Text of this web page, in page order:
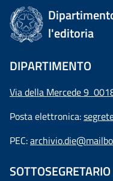
l'editoria
DIPARTIMENTO
Via della Mercede 9
Posta elettronica:
PEC:
SOTTOSEGRETARIO